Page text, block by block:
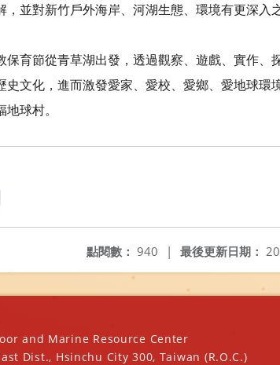
並對新竹戶外海岸、河湖生態、環境有更深入之
育節從青草湖出發，透過觀察、遊戲、實作、
文化，進而激發愛家、愛校、愛鄉、愛地球環
球村。
最後更新日期：
點閱數： 940 |
and Marine Resource Center
Dist., Hsinchu City 300, Taiwan (R.O.C.)